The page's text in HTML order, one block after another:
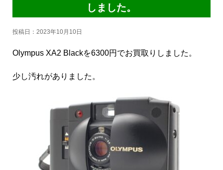
しました。
投稿日： 2023年10月10日
Olympus XA2 Blackを6300円でお買取りしました。
少し汚れがありました。